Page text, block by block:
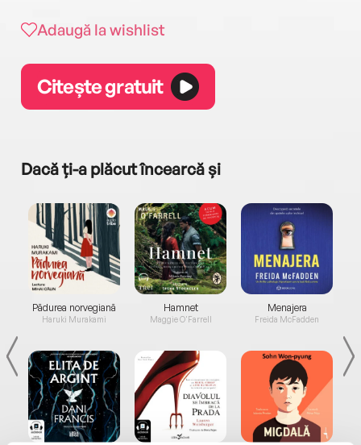
Adaugă la wishlist
Citește gratuit
Dacă ți-a plăcut încearcă și
Pădurea norvegiană
Haruki Murakami
Hamnet
Maggie O'Farrell
Menajera
Freida McFadden